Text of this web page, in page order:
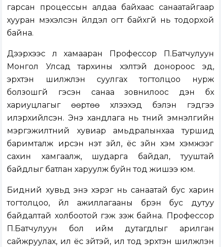
гарсан процессын алдаа байхаас санаатайгаар
хууран мэхэлсэн үйлдэл огт байхгүй нь тодорхой
байна.
Дээрхээс үл хамааран Профессор П.Батчулуун
Монгол Улсад тархины үхэлтэй донороос эд,
эрхтэн шилжүүлэн суулгах тогтолцоо нурж
болзошгүй гэсэн санаа зовнилоос үүдэн бүх
хариуцлагыг өөртөө хүлээхэд бэлэн гэдгээ
илэрхийлсэн. Энэ хандлага нь түүний эмнэлгийн
мэргэжилтний хувиар амьдралынхаа туршид
баримталж ирсэн үнэт зүйл, ёс зүйн хэм хэмжээг
сахин хамгаалж, шударга байдал, тууштай
байдлыг батлан харуулж буйн тод жишээ юм.
Бидний хувьд энэ хэрэг нь санаатай бус харин
тогтолцоо, үйл ажиллагааны бүрэн бус дутуу
байдалтай холбоотой гэж үзэж байна. Профессор
П.Батчулуун бол ийм дутагдлыг арилган
сайжруулах, илүү ёс зүйтэй, ил тод эрхтэн шилжүүлэн